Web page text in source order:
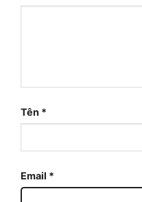
Tên *
Email *